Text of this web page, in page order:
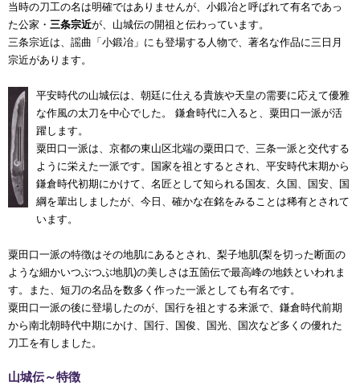
当時の刀工の名は明確ではありませんが、小鍛冶と呼ばれて有名であっ
た公家・ 三条宗近が、山城伝の開祖と伝わっています。
三条宗近は、謡曲「小鍛冶」にも登場する人物で、著名な作品に三日月
宗近があります。
平安時代の山城伝は、朝廷に仕える貴族や天皇の需要に応えて優雅
な作風の太刀を中心でした。 鎌倉時代に入ると、粟田口一派が活
躍します。
粟田口一派は、京都の東山区北端の粟田口で、三条一派と交代する
ように栄えた一派です。国家を祖とするとされ、平安時代末期から
鎌倉時代初期にかけて、名匠として知られる国友、久国、国安、国
綱を輩出しましたが、今日、確かな在銘をみることは稀有とされて
います。
粟田口一派の特徴はその地肌にあるとされ、梨子地肌(梨を切った断面の
ような細かいつぶつぶ地肌)の美しさは五箇伝で最高峰の地鉄といわれま
す。また、短刀の名品を数多く作った一派としても有名です。
粟田口一派の後に登場したのが、国行を祖とする来派で、鎌倉時代前期
から南北朝時代中期にかけ、国行、国俊、国光、国次など多くの優れた
刀工を有しました。
山城伝～特徴